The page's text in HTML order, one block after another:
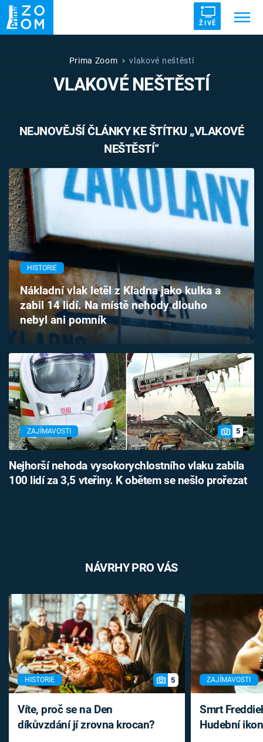
ŽIVĚ
ZRÁDCI UFO DRUHÁ SVĚTOVÁ VÁLKA
VETŘELCI DÁVNOVĚKU
Témata
Pořady
TV Program
Časopis
Sledujte prima+
Přihlášení
Sledujte nás
Prima Zoom vlakové neštěstí
VLAKOVÉ NEŠTĚSTÍ
NEJNOVĚJŠÍ ČLÁNKY KE ŠTÍTKU „VLAKOVÉ
NEŠTĚSTÍ“
HISTORIE
Nákladní vlak letěl z Kladna jako kulka a
zabil 14 lidí. Na místě nehody dlouho
nebyl ani pomník
ZAJÍMAVOSTI 5
Nejhorší nehoda vysokorychlostního vlaku zabila
100 lidí za 3,5 vteřiny. K obětem se nešlo prořezat
NÁVRHY PRO VÁS
HISTORIE 5
Víte, proč se na Den
díkůvzdání jí zrovna krocan?
ZAJÍMAVOSTI
Smrt
Hudební